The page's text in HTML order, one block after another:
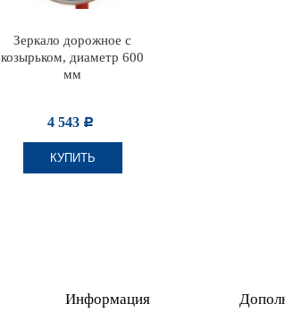
Зеркало дорожное с
козырьком, диаметр 600
мм
4 543 Р
КУПИТЬ
Информация